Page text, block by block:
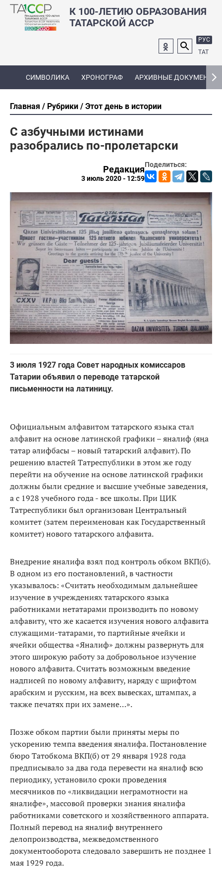
К 100-ЛЕТИЮ ОБРАЗОВАНИЯ
ТАТАРСКОЙ АССР
РУС
ТАТ
СИМВОЛИКА ХРОНОГРАФ АРХИВНЫЕ ДОКУМЕНТЫ
Главная Рубрики Этот день в истории
С азбучными истинами
разобрались по-пролетарски
Поделиться:
Редакция
3 июль 2020 - 12:59
3 июля 1927 года Совет народных комиссаров
Татарии объявил о переводе татарской
письменности на латиницу.
Официальным алфавитом татарского языка стал
алфавит на основе латинской графики – яналиф (яңа
татар әлифбасы – новый татарский алфавит). По
решению властей Татреспублики в этом же году
перейти на обучение на основе латинской графики
должны были средние и высшие учебные заведения,
а с 1928 учебного года - все школы. При ЦИК
Татреспублики был организован Центральный
комитет (затем переименован как Государственный
комитет) нового татарского алфавита.
Внедрение яналифа взял под контроль обком ВКП(б).
В одном из его постановлений, в частности
указывалось: «Считать необходимым дальнейшее
изучение в учреждениях татарского языка
работниками нетатарами производить по новому
алфавиту, что же касается изучения нового алфавита
служащими-татарами, то партийные ячейки и
ячейки общества «Яналиф» должны развернуть для
этого широкую работу за добровольное изучение
нового алфавита. Считать возможным введение
надписей по новому алфавиту, наряду с шрифтом
арабским и русским, на всех вывесках, штампах, а
также печатях при их замене…».
Позже обком партии были приняты меры по
ускорению темпа введения яналифа. Постановление
бюро Татобкома ВКП(б) от 29 января 1928 года
предписывало за два года перевести на яналиф всю
периодику, установило сроки проведения
месячников по «ликвидации неграмотности на
яналифе», массовой проверки знания яналифа
работниками советского и хозяйственного аппарата.
Полный перевод на яналиф внутреннего
делопроизводства, межведомственного
документооборота следовало завершить не позднее 1
мая 1929 года.